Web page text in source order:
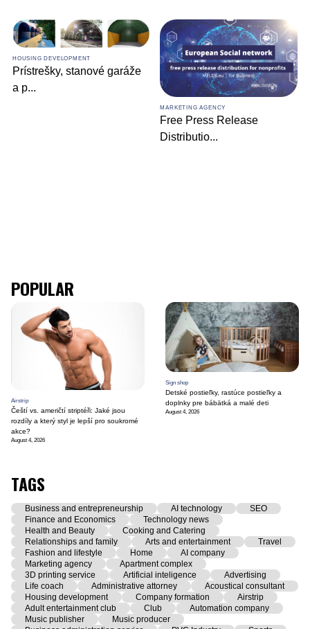
HOUSING DEVELOPMENT
Prístrešky, stanové garáže
a p...
MARKETING AGENCY
Free Press Release
Distributio...
POPULAR
Airstrip
Čeští vs. američtí striptéři: Jaké jsou
rozdíly a který styl je lepší pro soukromé
akce?
August 4, 2026
Sign shop
Detské postieľky, rastúce postieľky a
doplnky pre bábätká a malé deti
August 4, 2026
TAGS
Business and entrepreneurship AI technology
SEO
Finance and Economics
Technology news
Health and Beauty
Cooking and Catering
Relationships and family
Arts and entertainment
Travel
Fashion and lifestyle
Home
AI company
Marketing agency
Apartment complex
3D printing service
Artificial inteligence
Advertising
Life coach
Administrative attorney
Acoustical consultant
Housing development
Company formation
Airstrip
Adult entertainment club
Club
Automation company
Music publisher
Music producer